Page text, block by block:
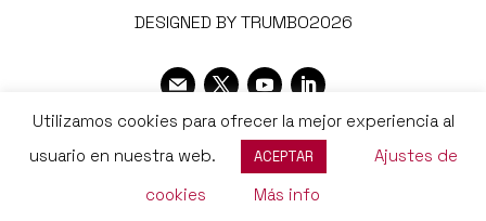
DESIGNED BY TRUMBO2026
Utilizamos cookies para ofrecer la mejor experiencia al
usuario en nuestra web.
ACEPTAR
Ajustes de
cookies
Más info